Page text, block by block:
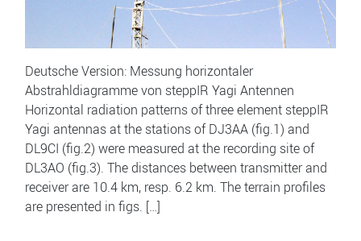
Deutsche Version: Messung horizontaler
Abstrahldiagramme von steppIR Yagi Antennen
Horizontal radiation patterns of three element steppIR
Yagi antennas at the stations of DJ3AA (fig.1) and
DL9CI (fig.2) were measured at the recording site of
DL3AO (fig.3). The distances between transmitter and
receiver are 10.4 km, resp. 6.2 km. The terrain profiles
are presented in figs. […]